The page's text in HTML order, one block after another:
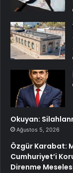
Okuyan:
Ağustos 5, 2026
Özgür Karabat:
Cumhuriyet’i
Direnme